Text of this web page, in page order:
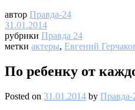
автор Правда-24
31.01.2014
рубрики Правда 24
метки актеры, Евгений
По ребенку от
Posted on 31.01.2014 by Правда-